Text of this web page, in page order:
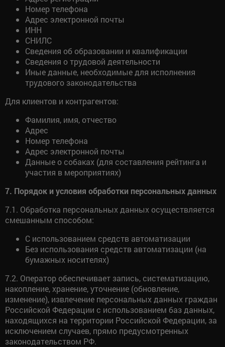
Номер телефона
Адрес электронной почты
ИНН
СНИЛС
Сведения об образовании и квалификации
Сведения о трудовой деятельности
Иные данные, необходимые для исполнения
трудового законодательства
Для клиентов и контрагентов:
Фамилия, имя, отчество
Адрес
Номер телефона
Адрес электронной почты
Данные о собаках (для составления рейтинга и
участия в мероприятиях)
7. Порядок и условия обработки персональных данных
7.1. Обработка персональных данных осуществляется
смешанным способом:
С использованием средств автоматизации
Без использования средств автоматизации (на
бумажных носителях)
7.2. Оператор обеспечивает запись, систематизацию,
накопление, хранение, уточнение (обновление,
изменение), извлечение персональных данных граждан
Российской Федерации с использованием баз данных,
находящихся на территории Российской Федерации, за
исключением случаев, прямо предусмотренных
законодательством РФ.